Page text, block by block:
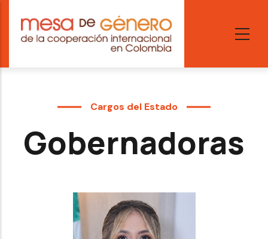
main
content
Cargos del Estado
Gobernadoras